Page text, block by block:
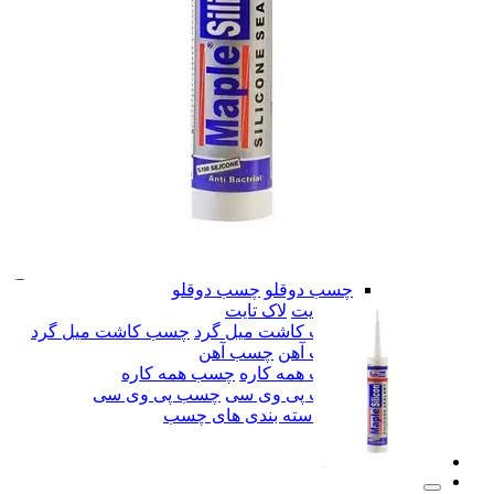
پلی اورتان
چسب سنگ
چسب 123
چسب کاشی چسب کاشی
چسب بتن
چسب چوب چسب چوب
چسب سیلیکون چسب سیلیکون
چسب صنعتی
چسب پی وی سی
چسب دوقلو چسب دوقلو
لاک تایت لاک تایت
چسب کاشت میل گرد چسب کاشت میل گرد
چسب آهن چسب آهن
چسب همه کاره چسب همه کاره
چسب پی وی سی چسب پی وی سی
همه دسته بندی های چسب